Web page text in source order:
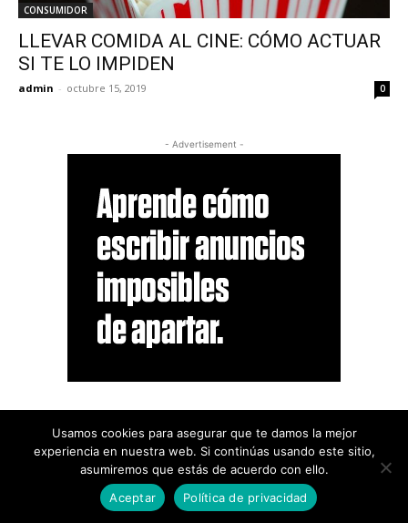
CONSUMIDOR
LLEVAR COMIDA AL CINE: CÓMO ACTUAR
SI TE LO IMPIDEN
admin - octubre 15, 2019 0
- Advertisement -
Legal
© Newspaper WordPress Theme by TagDiv
Usamos cookies para asegurar que te damos la mejor
experiencia en nuestra web. Si continúas usando este sitio,
asumiremos que estás de acuerdo con ello.
Aceptar
Política de privacidad